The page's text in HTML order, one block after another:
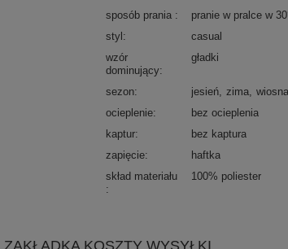
sposób prania
pranie w pralce w
styl
casual
wzór
dominujący
gładki
sezon jesień zima wiosna
ocieplenie
bez ocieplenia
kaptur
bez kaptura
zapięcie
haftka
skład materiału
100% poliester